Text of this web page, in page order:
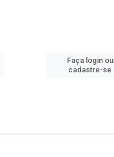
Faça login ou
cadastre-se